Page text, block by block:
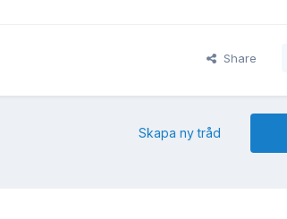
Share
Skapa ny tråd